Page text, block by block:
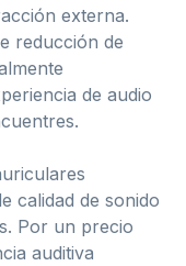
externa.
reducción de
de audio
calidad de sonido
Por un precio
auditiva